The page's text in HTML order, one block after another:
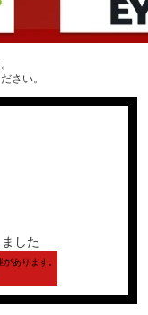
さい。
した
あります。